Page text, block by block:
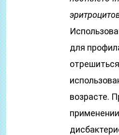
для
возрасте.